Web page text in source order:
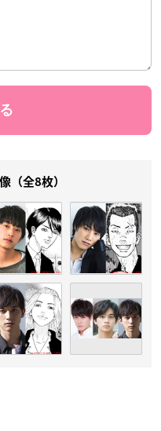
（全8枚）